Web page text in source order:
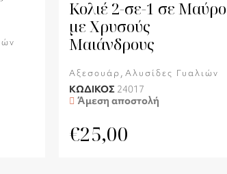
Κολιέ 2-σε-1 σε Μαύρο
με Χρυσούς
Μαιάνδρους
Αξεσουάρ, Αλυσίδες Γυαλιών
ΚΩΔΙΚΟΣ 24017
Άμεση αποστολή
€25,00